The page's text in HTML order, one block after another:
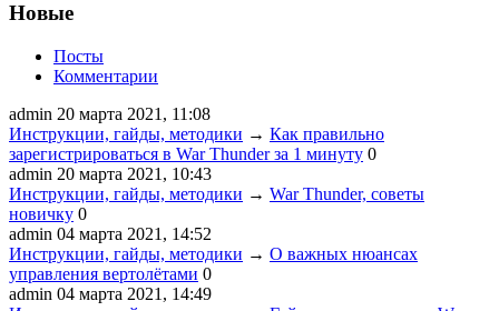
Новые
Посты
Комментарии
admin 20 марта 2021, 11:08
Инструкции, гайды, методики → Как правильно
зарегистрироваться в War Thunder за 1 минуту 0
admin 20 марта 2021, 10:43
Инструкции, гайды, методики → War Thunder, советы
новичку 0
admin 04 марта 2021, 14:52
Инструкции, гайды, методики → О важных нюансах
управления вертолётами 0
admin 04 марта 2021, 14:49